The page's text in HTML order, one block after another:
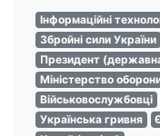
Інформаційні
Збройні сили України
Президент
Міністерство
Військовослужбовці
Українська гривня